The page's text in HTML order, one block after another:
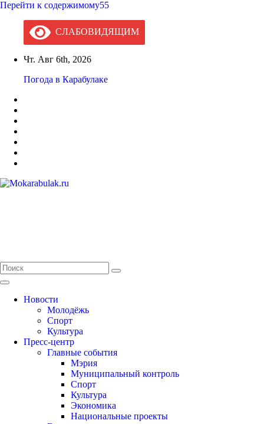
Перейти к содержимому55
СЛАБОВИДЯЩИМ
Чт. Авг 6th, 2026
Погода в Карабулаке
Новости
Молодёжь
Спорт
Культура
Пресс-центр
Главные события
Мэрия
Муниципальный контроль
Спорт
Культура
Экономика
Национальные проекты